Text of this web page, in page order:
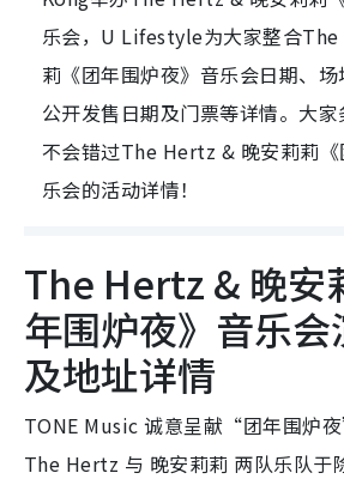
乐会，U Lifestyle为大家整合
莉《团年围炉夜》音乐会日期、场
公开发售日期及门票等详情。大
不会错过The Hertz & 晚安莉莉
乐会的活动详情！
The Hertz & 晚安
年围炉夜》音乐
及地址详情
TONE Music 诚意呈献“团年围炉
The Hertz 与 晚安莉莉 两队乐队于